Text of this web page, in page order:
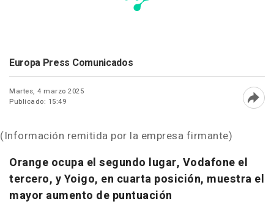
Europa Press Comunicados
Martes, 4 marzo 2025
Publicado: 15:49
(Información remitida por la empresa firmante)
Orange ocupa el segundo lugar, Vodafone el
tercero, y Yoigo, en cuarta posición, muestra el
mayor aumento de puntuación